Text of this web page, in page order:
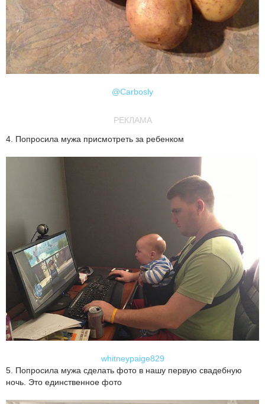
@Carbosly
РЕКЛАМА
4. Попросила мужа присмотреть за ребенком
whitneypaige829
5. Попросила мужа сделать фото в нашу первую свадебную
ночь. Это единственное фото